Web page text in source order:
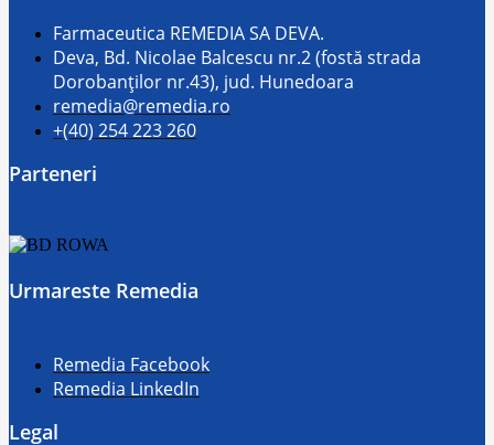
Farmaceutica REMEDIA SA DEVA.
Deva, Bd. Nicolae Balcescu nr.2 (fostă strada
Dorobanților nr.43), jud. Hunedoara
remedia@remedia.ro
+(40) 254 223 260
Parteneri
Urmareste Remedia
Remedia Facebook
Remedia LinkedIn
Legal